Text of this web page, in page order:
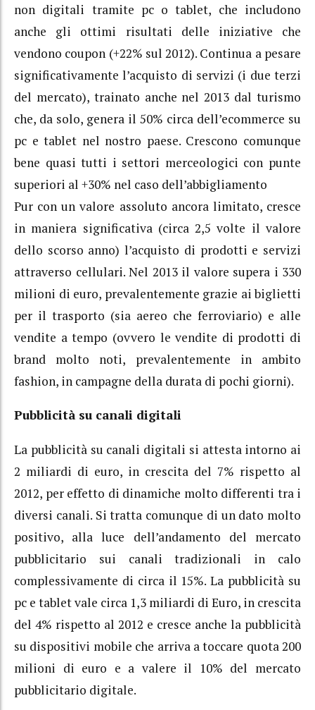
non digitali tramite pc o tablet, che includono
anche gli ottimi risultati delle iniziative che
vendono coupon (+22% sul 2012). Continua a pesare
significativamente l’acquisto di servizi (i due terzi
del mercato), trainato anche nel 2013 dal turismo
che, da solo, genera il 50% circa dell’ecommerce su
pc e tablet nel nostro paese. Crescono comunque
bene quasi tutti i settori merceologici con punte
superiori al +30% nel caso dell’abbigliamento
Pur con un valore assoluto ancora limitato, cresce
in maniera significativa (circa 2,5 volte il valore
dello scorso anno) l’acquisto di prodotti e servizi
attraverso cellulari. Nel 2013 il valore supera i 330
milioni di euro, prevalentemente grazie ai biglietti
per il trasporto (sia aereo che ferroviario) e alle
vendite a tempo (ovvero le vendite di prodotti di
brand molto noti, prevalentemente in ambito
fashion, in campagne della durata di pochi giorni).
Pubblicità su canali digitali
La pubblicità su canali digitali si attesta intorno ai
2 miliardi di euro, in crescita del 7% rispetto al
2012, per effetto di dinamiche molto differenti tra i
diversi canali. Si tratta comunque di un dato molto
positivo, alla luce dell’andamento del mercato
pubblicitario sui canali tradizionali in calo
complessivamente di circa il 15%. La pubblicità su
pc e tablet vale circa 1,3 miliardi di Euro, in crescita
del 4% rispetto al 2012 e cresce anche la pubblicità
su dispositivi mobile che arriva a toccare quota 200
milioni di euro e a valere il 10% del mercato
pubblicitario digitale.